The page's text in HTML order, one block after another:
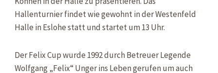
Hallenturnier findet wie gewohnt in der Westenfeld
Halle in Eslohe statt und startet um 13 Uhr.
Der Felix Cup wurde 1992 durch Betreuer Legende
Wolfgang „Felix“ Unger ins Leben gerufen um auch